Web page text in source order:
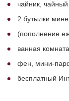
чайник,
2 бутылки
(пополнение
ванная
фен, мини-
бесплатный